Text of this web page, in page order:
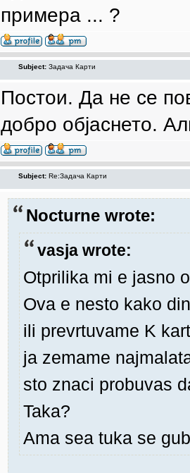
примера ... ?
Subject: Задача Карти
Постои. Да не се
добро објаснето.
Subject: Re:Задача Карти
Nocturne wrote:
vasja wrote:
Otprilika mi e jasno
Ova e nesto kako
ili prevrtuvame K
ja zemame
sto znaci probuvas
Taka?
Ama sea tuka se